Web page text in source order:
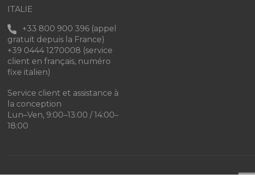
ITALIE
+33 800 900 396 (appel
gratuit depuis la France)
+39 0444 1270008 (service
client en français, numéro
fixe italien)
Service client et assistance à
la conception
Lun–Ven, 9:00–13:00 / 14:00–
18:00